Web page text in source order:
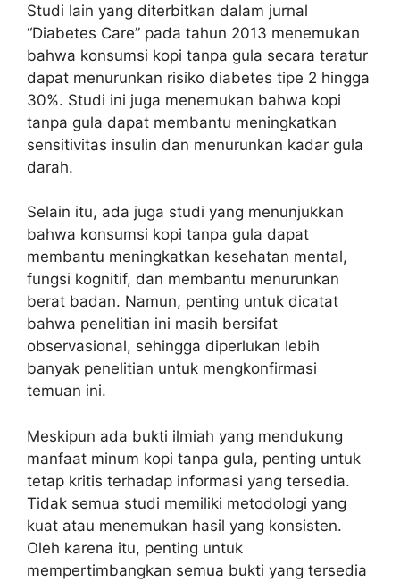
Studi lain yang diterbitkan dalam jurnal
“Diabetes Care” pada tahun 2013 menemukan
bahwa konsumsi kopi tanpa gula secara teratur
dapat menurunkan risiko diabetes tipe 2 hingga
30%. Studi ini juga menemukan bahwa kopi
tanpa gula dapat membantu meningkatkan
sensitivitas insulin dan menurunkan kadar gula
darah.
Selain itu, ada juga studi yang menunjukkan
bahwa konsumsi kopi tanpa gula dapat
membantu meningkatkan kesehatan mental,
fungsi kognitif, dan membantu menurunkan
berat badan. Namun, penting untuk dicatat
bahwa penelitian ini masih bersifat
observasional, sehingga diperlukan lebih
banyak penelitian untuk mengkonfirmasi
temuan ini.
Meskipun ada bukti ilmiah yang mendukung
manfaat minum kopi tanpa gula, penting untuk
tetap kritis terhadap informasi yang tersedia.
Tidak semua studi memiliki metodologi yang
kuat atau menemukan hasil yang konsisten.
Oleh karena itu, penting untuk
mempertimbangkan semua bukti yang tersedia